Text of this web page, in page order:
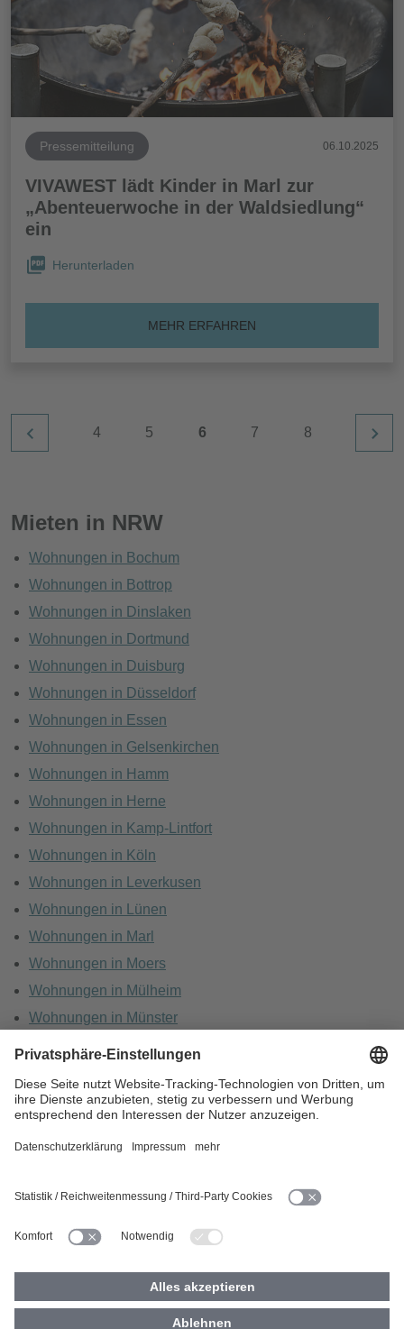
Pressemitteilung 06.10.2025
VIVAWEST lädt Kinder in Marl zur
„Abenteuerwoche in der Waldsiedlung“
ein
Herunterladen
MEHR ERFAHREN
4 5 6 7 8
Mieten in NRW
Wohnungen in Bochum
Wohnungen in Bottrop
Wohnungen in Dinslaken
Wohnungen in Dortmund
Wohnungen in Duisburg
Wohnungen in Düsseldorf
Wohnungen in Essen
Wohnungen in Gelsenkirchen
Wohnungen in Hamm
Wohnungen in Herne
Wohnungen in Kamp-Lintfort
Wohnungen in Köln
Wohnungen in Leverkusen
Wohnungen in Lünen
Wohnungen in Marl
Wohnungen in Moers
Wohnungen in Mülheim
Wohnungen in Münster
HOME KARRIERE
BARRIEREFREIHEIT IMPRESSUM
COOKIES